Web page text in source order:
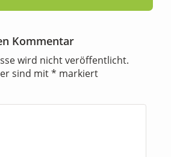
Kommentar
wird nicht veröffentlicht.
sind mit* markiert